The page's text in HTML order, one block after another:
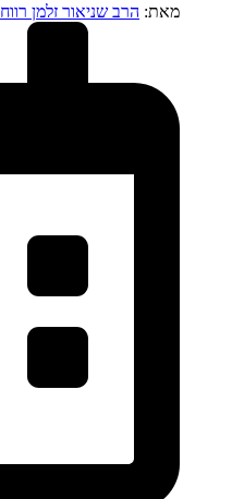
מאת: הרב שניאור זלמן רווח